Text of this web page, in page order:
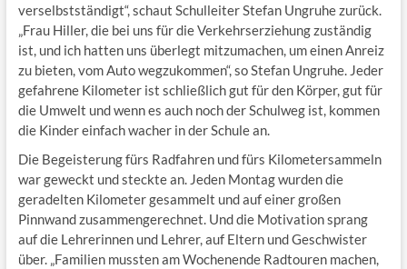
verselbstständigt“, schaut Schulleiter Stefan Ungruhe zurück.
„Frau Hiller, die bei uns für die Verkehrserziehung zuständig
ist, und ich hatten uns überlegt mitzumachen, um einen Anreiz
zu bieten, vom Auto wegzukommen“, so Stefan Ungruhe. Jeder
gefahrene Kilometer ist schließlich gut für den Körper, gut für
die Umwelt und wenn es auch noch der Schulweg ist, kommen
die Kinder einfach wacher in der Schule an.
Die Begeisterung fürs Radfahren und fürs Kilometersammeln
war geweckt und steckte an. Jeden Montag wurden die
geradelten Kilometer gesammelt und auf einer großen
Pinnwand zusammengerechnet. Und die Motivation sprang
auf die Lehrerinnen und Lehrer, auf Eltern und Geschwister
über. „Familien mussten am Wochenende Radtouren machen,